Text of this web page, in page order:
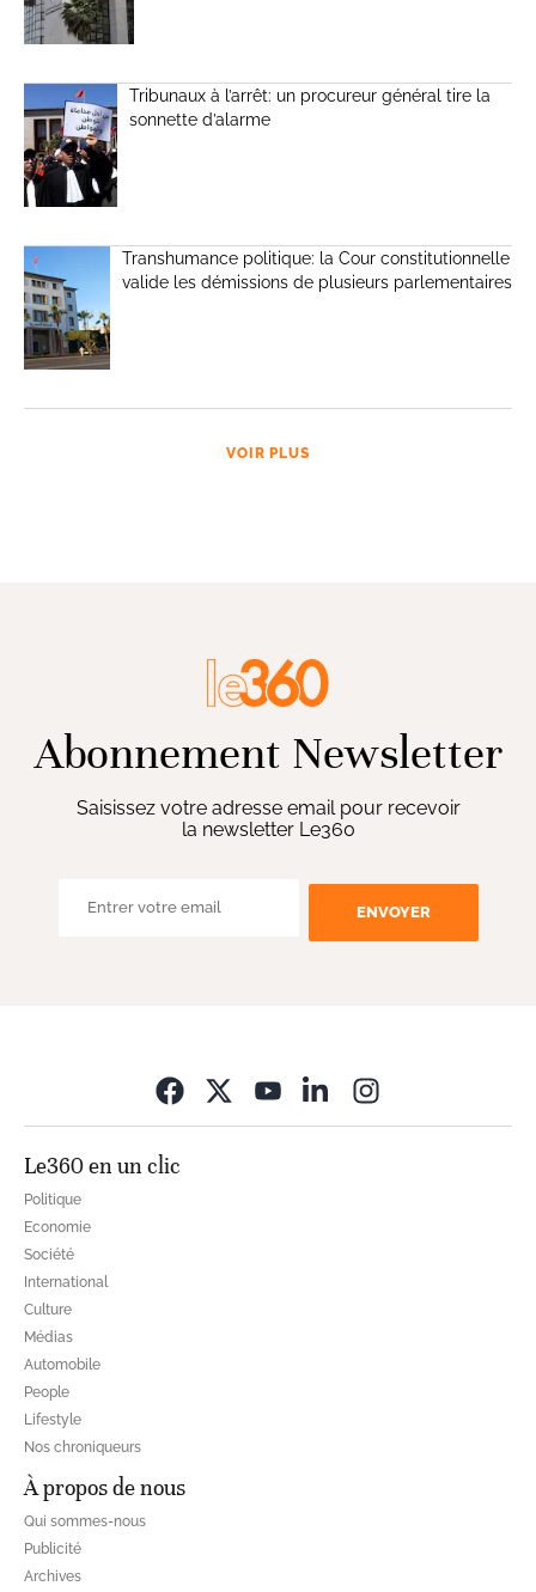
Tribunaux à l’arrêt: un procureur général tire la
sonnette d’alarme
Transhumance politique: la Cour constitutionnelle
valide les démissions de plusieurs parlementaires
VOIR PLUS
Abonnement Newsletter
Saisissez votre adresse email pour recevoir
la newsletter Le360
ENVOYER
Le360 en un clic
Politique
Economie
Société
International
Culture
Médias
Automobile
People
Lifestyle
Nos chroniqueurs
À propos de nous
Qui sommes-nous
Publicité
Archives